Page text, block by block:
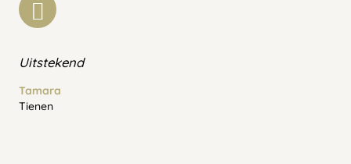
Uitstekend
Tamara
Tienen